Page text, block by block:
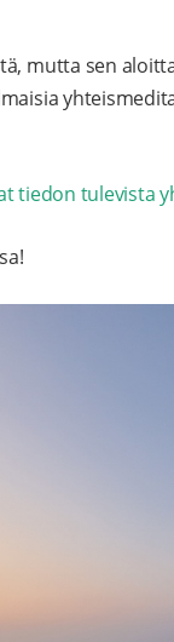
mutta sen
tiedon tulevista